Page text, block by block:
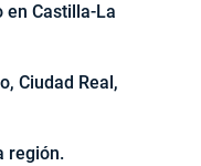
en Castilla-La
Ciudad Real,
región.